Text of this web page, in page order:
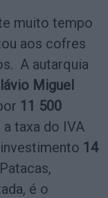
muito tempo
aos cofres
A autarquia
Miguel
11 500
taxa do IVA
14
é o